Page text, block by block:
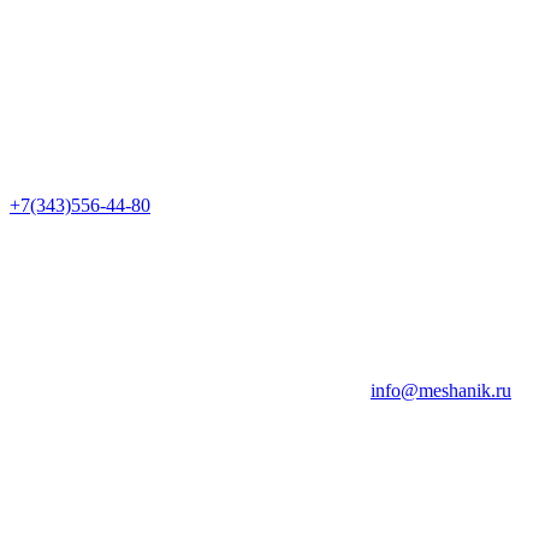
+7(343)556-44-80
info@meshanik.ru